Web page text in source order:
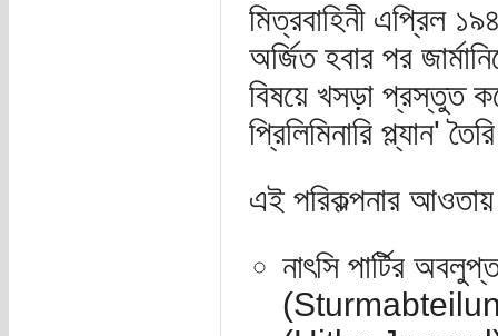
মিত্রবাহিনী এপ্রিল
অর্জিত হবার পর
বিষয়ে খসড়া প্রস্তুত
প্রিলিমিনারি প্ল্যান'
এই পরিকল্পনার
নাৎসি পার্টির